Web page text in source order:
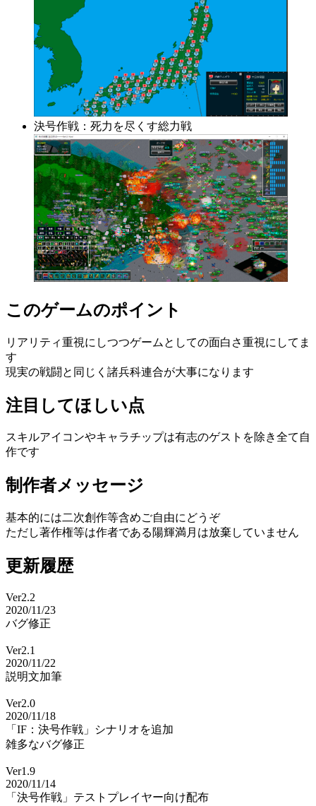
決号作戦：死力を尽くす総力戦
このゲームのポイント
リアリティ重視にしつつゲームとしての面白さ重視にしてま
す
現実の戦闘と同じく諸兵科連合が大事になります
注目してほしい点
スキルアイコンやキャラチップは有志のゲストを除き全て自
作です
制作者メッセージ
基本的には二次創作等含めご自由にどうぞ
ただし著作権等は作者である陽輝満月は放棄していません
更新履歴
Ver2.2
2020/11/23
バグ修正
Ver2.1
2020/11/22
説明文加筆
Ver2.0
2020/11/18
「IF：決号作戦」シナリオを追加
雑多なバグ修正
Ver1.9
2020/11/14
「決号作戦」テストプレイヤー向け配布